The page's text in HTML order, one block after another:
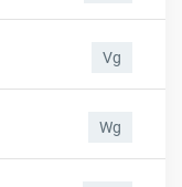
Vg
Wg